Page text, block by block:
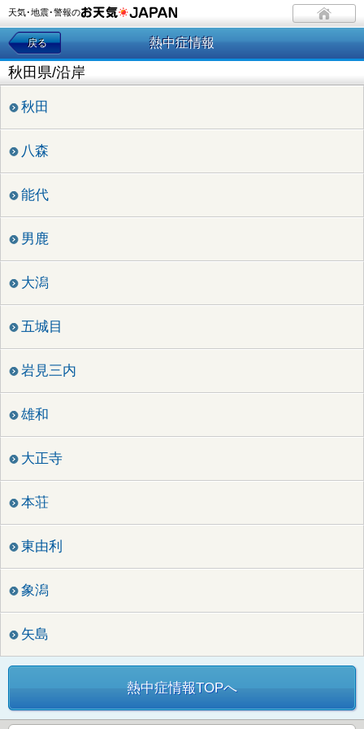
天気･地震･警報の
戻る 熱中症情報
秋田県/沿岸
秋田
八森
能代
男鹿
大潟
五城目
岩見三内
雄和
大正寺
本荘
東由利
象潟
矢島
熱中症情報TOPへ